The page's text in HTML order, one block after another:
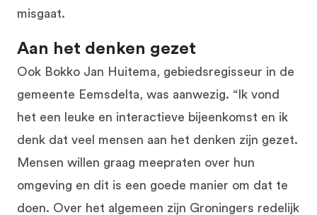
misgaat.
Aan het denken gezet
Ook Bokko Jan Huitema, gebiedsregisseur in de
gemeente Eemsdelta, was aanwezig. “Ik vond
het een leuke en interactieve bijeenkomst en ik
denk dat veel mensen aan het denken zijn gezet.
Mensen willen graag meepraten over hun
omgeving en dit is een goede manier om dat te
doen. Over het algemeen zijn Groningers redelijk